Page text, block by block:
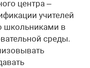
центра –
учителей
школьниками в
среды.